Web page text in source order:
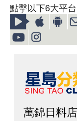
點擊以下6大平